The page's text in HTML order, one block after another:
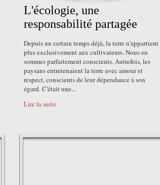
L'écologie, une
responsabilité partagée
Depuis un certain temps déjà, la terre n'appartient
plus exclusivement aux cultivateurs. Nous en
sommes parfaitement conscients. Autrefois, les
paysans entretenaient la terre avec amour et
respect, conscients de leur dépendance à son
égard. C'était une...
Lire la suite